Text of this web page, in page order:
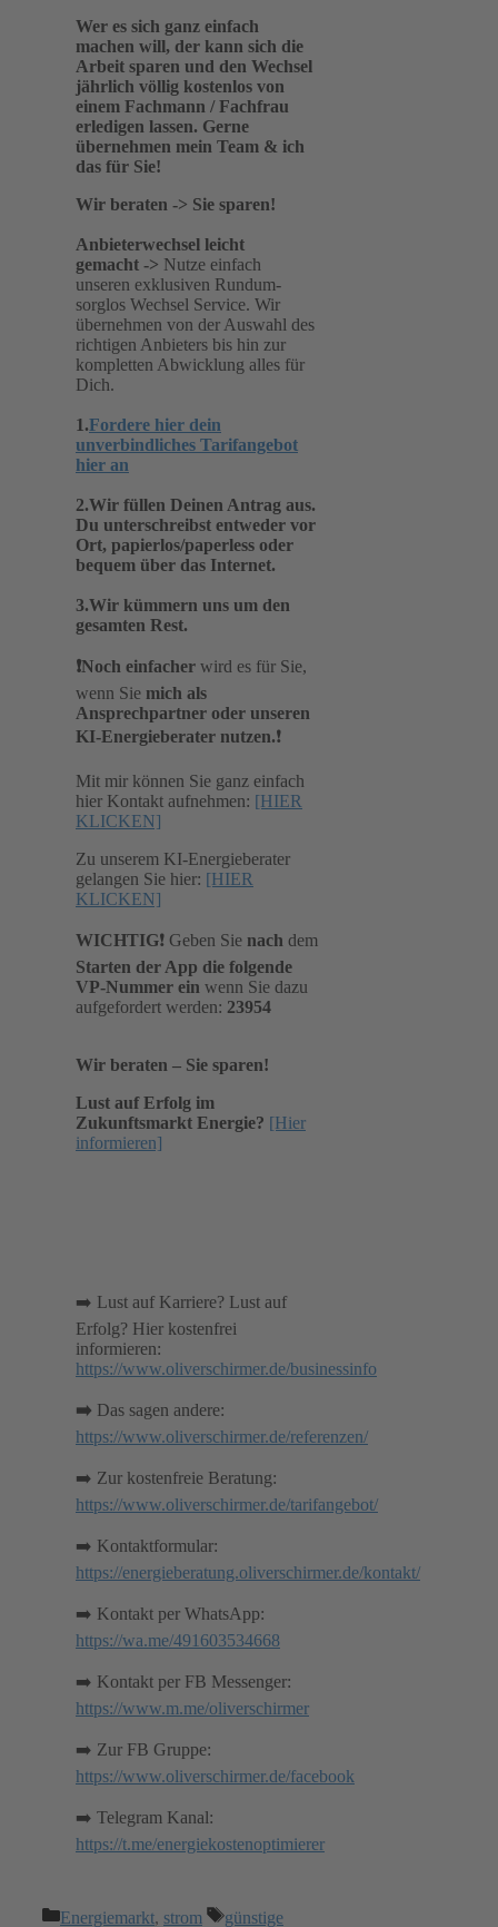
Wer es sich ganz einfach
machen will, der kann sich die
Arbeit sparen und den Wechsel
jährlich völlig kostenlos von
einem Fachmann / Fachfrau
erledigen lassen. Gerne
übernehmen mein Team & ich
das für Sie!
Wir beraten -> Sie sparen!
Anbieterwechsel leicht
gemacht -> Nutze einfach
unseren exklusiven Rundum-
sorglos Wechsel Service. Wir
übernehmen von der Auswahl des
richtigen Anbieters bis hin zur
kompletten Abwicklung alles für
Dich.
1.Fordere hier dein
unverbindliches Tarifangebot
hier an
2.Wir füllen Deinen Antrag aus.
Du unterschreibst entweder vor
Ort, papierlos/paperless oder
bequem über das Internet.
3.Wir kümmern uns um den
gesamten Rest.
❗️Noch einfacher wird es für Sie,
wenn Sie mich als
Ansprechpartner oder unseren
KI-Energieberater nutzen.❗️
Mit mir können Sie ganz einfach
hier Kontakt aufnehmen: [HIER
KLICKEN]
Zu unserem KI-Energieberater
gelangen Sie hier: [HIER
KLICKEN]
WICHTIG❗️ Geben Sie nach dem
Starten der App die folgende
VP-Nummer ein wenn Sie dazu
aufgefordert werden: 23954
Wir beraten – Sie sparen!
Lust auf Erfolg im
Zukunftsmarkt Energie? [Hier
informieren]
➡️ Lust auf Karriere? Lust auf
Erfolg? Hier kostenfrei
informieren:
https://www.oliverschirmer.de/businessinfo
➡️ Das sagen andere:
https://www.oliverschirmer.de/referenzen/
➡️ Zur kostenfreie Beratung:
https://www.oliverschirmer.de/tarifangebot/
➡️ Kontaktformular:
https://energieberatung.oliverschirmer.de/kontakt/
➡️ Kontakt per WhatsApp:
https://wa.me/491603534668
➡️ Kontakt per FB Messenger:
https://www.m.me/oliverschirmer
➡️ Zur FB Gruppe:
https://www.oliverschirmer.de/facebook
➡️ Telegram Kanal:
https://t.me/energiekostenoptimierer
Kategorien
Energiemarkt, strom Schlagwörter
günstige